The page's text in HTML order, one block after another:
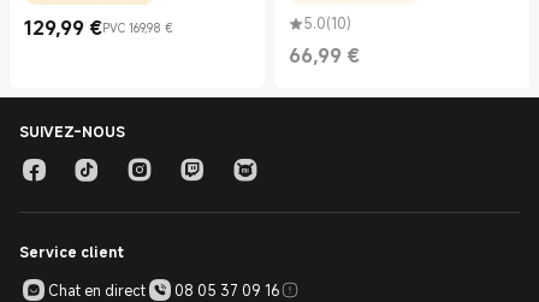
129,99 €
Current Price €129.99
PVC 169,98 €
Prix de vente 169,98 €
5.0(10)
66,99 €
Current Price €66.99
SUIVEZ-NOUS
Service client
Chat en direct
08 05 37 09 16